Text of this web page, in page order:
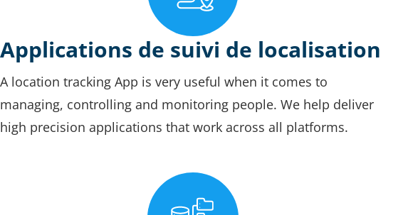
Applications de suivi de localisation
A location tracking App is very useful when it comes to
managing, controlling and monitoring people. We help deliver
high precision applications that work across all platforms.